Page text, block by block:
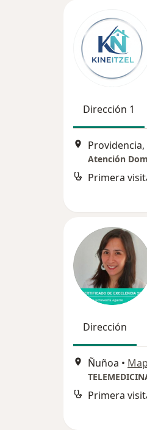
Dirección 1
Atención
Primera
Dirección
Ñuñoa •
Primera